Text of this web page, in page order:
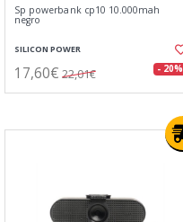
Sp powerbank cp10 10.000mah
negro
SILICON POWER
17,60€ 22,01€ - 20%